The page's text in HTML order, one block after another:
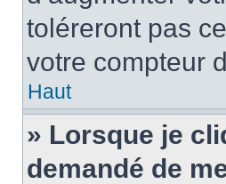
toléreront pas
votre compteur
Haut
» Lorsque je
demandé de